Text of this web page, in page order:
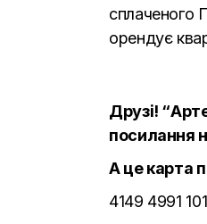
сплаченого
орендує
Друзі!
посилання
А це карта
4149 4991